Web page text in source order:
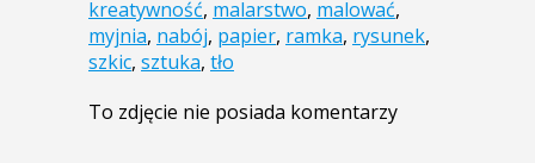
kreatywność, malarstwo, malować,
myjnia, nabój, papier, ramka, rysunek,
szkic, sztuka, tło
To zdjęcie nie posiada komentarzy